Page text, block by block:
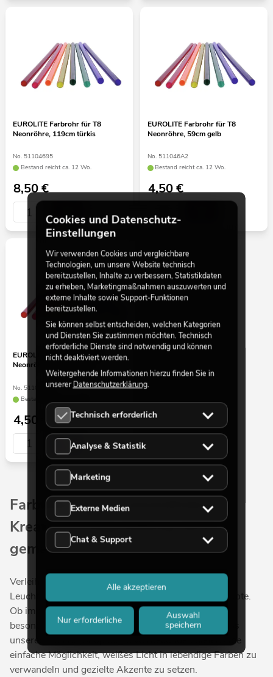
EUROLITE Farbrohr für T8
Neonröhre, 119cm türkis
No. 51104695
Bestand reicht ca. 12 Wo.
8,50€
EUROLITE Farbrohr für T8
Neonröhre, 59cm gelb
No. 511046A2
Bestand reicht ca. 12 Wo.
4,50€
EUROLITE Farbrohr für T8
Neonröhre, 59cm türkis
No. 511046A5
Bestand reicht ca. 12 Wo.
4,50 €
Farbfilter für Leuchtstoffröhren –
Kreative Lichtgestaltung leicht
gemacht
Verleihen Sie Ihren Räumen mit den Farbfiltern für
Leuchtstoffröhren von EUROLITE eine individuelle Note.
Ob im Schaufenster, im Club, im Museum oder bei
besonderen Events: die hochwertigen Farbröhren aus
unserem Online-Shop für Gewerbekunden bieten eine
einfache Möglichkeit, weißes Licht in lebendige Farben zu
verwandeln und gezielte Akzente zu setzen.
Cookies und Datenschutz-
Einstellungen
Wir verwenden Cookies und vergleichbare
Technologien, um unsere Website technisch
bereitzustellen, Inhalte zu verbessern, Statistikdaten
zu erheben, Marketingmaßnahmen auszuwerten und
externe Inhalte sowie Support-Funktionen
bereitzustellen.
Sie können selbst entscheiden, welchen Kategorien
und Diensten Sie zustimmen möchten. Technisch
erforderliche Dienste sind notwendig und können
nicht deaktiviert werden.
Weitergehende Informationen hierzu finden Sie in
unsererDatenschutzerklärung.
Technisch erforderlich
Analyse & Statistik
Marketing
Externe Medien
Chat & Support
Nur erforderliche
Auswahl
speichern
Alle akzeptieren